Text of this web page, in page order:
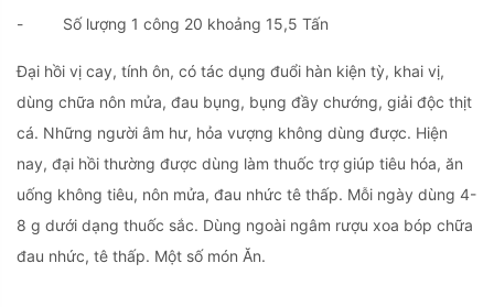
- Số lượng 1 công 20 khoảng 15,5 Tấn
Đại hồi vị cay, tính ôn, có tác dụng đuổi hàn kiện tỳ, khai vị,
dùng chữa nôn mửa, đau bụng, bụng đầy chướng, giải độc thịt
cá. Những người âm hư, hỏa vượng không dùng được. Hiện
nay, đại hồi thường được dùng làm thuốc trợ giúp tiêu hóa, ăn
uống không tiêu, nôn mửa, đau nhức tê thấp. Mỗi ngày dùng 4-
8 g dưới dạng thuốc sắc. Dùng ngoài ngâm rượu xoa bóp chữa
đau nhức, tê thấp. Một số món Ăn.